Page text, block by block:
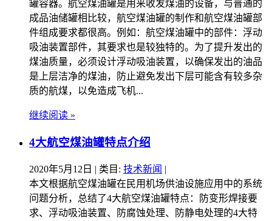
罐容器。航空煤油罐是用来收发煤油的设备，与普通的
成品油储罐相比较，航空煤油罐的制作和航空煤油罐部
件组成要求都很高。例如：航空煤油罐中的部件：浮动
吸油装置部件，其要求也是较独特的。为了提升发出的
煤油质量，必须设计浮动吸油装置，以确保发出的油品
是上层洁净的煤油，防止避免发出下层可能含有较多杂
质的航煤，以免造成飞机...
继续阅读 »
4大航空煤油罐特点介绍
2020年5月12日 | 类目: 技术新闻 |
本文根据航空煤油罐在民用机场供油设施应用中的系统
问题分析，总结了4大航空煤油罐特点：防变形焊接要
求、浮动吸油装置、防腐蚀处理、防静电处理的4大特